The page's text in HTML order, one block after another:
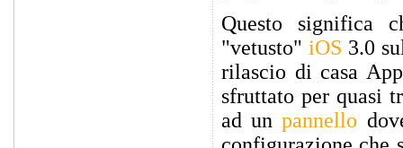
Questo significa
"vetusto" iOS 3.0
rilascio di casa
sfruttato per quasi
ad unpannello